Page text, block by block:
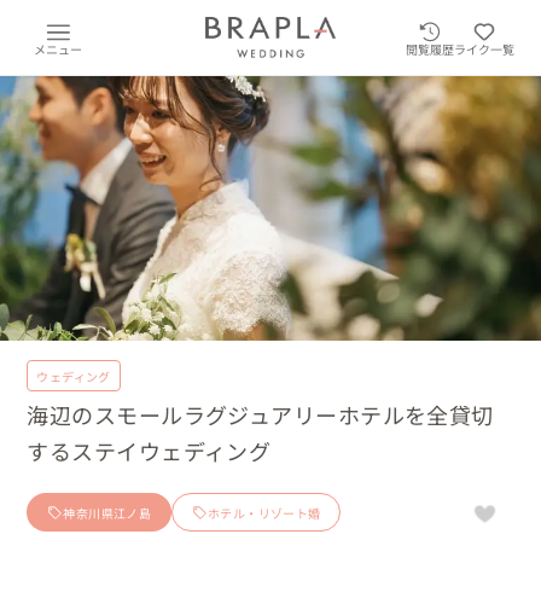
メニュー 閲覧履歴ライク一覧
ウェディング
海辺のスモールラグジュアリーホテルを全貸切
するステイウェディング
神奈川県江ノ島 ホテル・リゾート婚